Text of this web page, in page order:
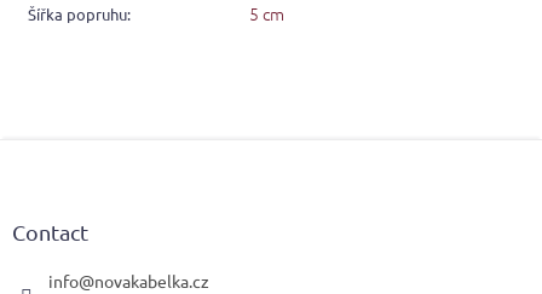
Šířka popruhu: 5 cm
Contact
info@novakabelka.cz